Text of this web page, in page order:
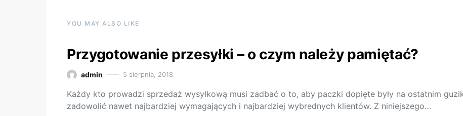
YOU MAY ALSO LIKE
Przygotowanie przesyłki – o czym należy pamiętać?
admin 5 sierpnia, 2018
Każdy kto prowadzi sprzedaż wysyłkową musi zadbać o to, aby paczki dopięte były na ostatnim
zadowolić nawet najbardziej wymagających i najbardziej wybrednych klientów. Z niniejszego…